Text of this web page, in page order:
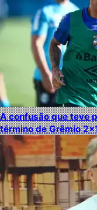
A confusão que teve
término de Grêmio